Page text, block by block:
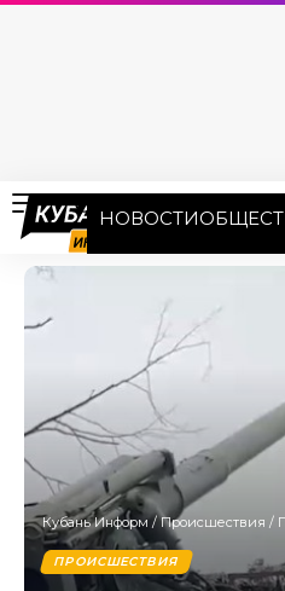
НОВОСТИ
Кубань Информ/Происшествия /
ПРОИСШЕСТВИЯ